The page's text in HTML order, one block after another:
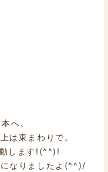
へ。
は東まわりで。
します!(^^)!
なりましたよ(^^)/